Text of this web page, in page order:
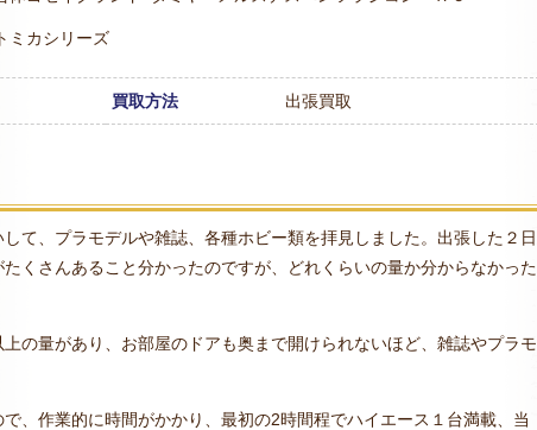
ミカシリーズ
買取方法 出張買取
て、プラモデルや雑誌、各種ホビー類を拝見しました。出張した２日
くさんあること分かったのですが、どれくらいの量か分からなかった
の量があり、お部屋のドアも奥まで開けられないほど、雑誌やプラモ
、作業的に時間がかかり、最初の2時間程でハイエース１台満載、当